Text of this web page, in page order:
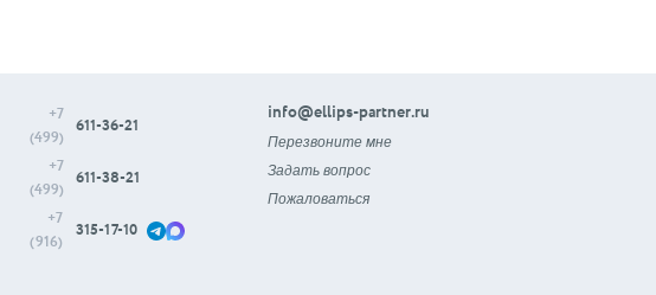
+7
(499)
611-36-21
+7
(499)
611-38-21
+7
(916)
315-17-10
info@ellips-partner.ru
Перезвоните мне
Задать вопрос
Пожаловаться